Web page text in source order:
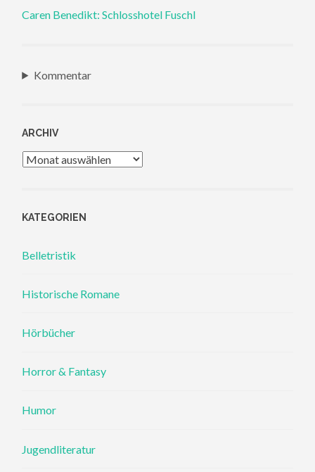
Caren Benedikt: Schlosshotel Fuschl
Kommentar
ARCHIV
Archiv
KATEGORIEN
Belletristik
Historische Romane
Hörbücher
Horror & Fantasy
Humor
Jugendliteratur